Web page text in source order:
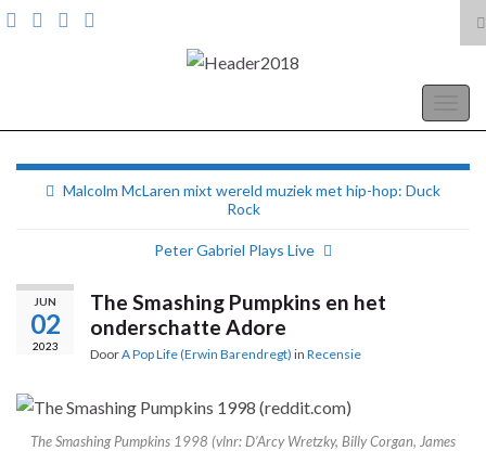
Search for:
Malcolm McLaren mixt wereld muziek met hip-hop: Duck
Rock
Peter Gabriel Plays Live
JUN
02
2023
The Smashing Pumpkins en het
onderschatte Adore
DoorA Pop Life (Erwin Barendregt) in Recensie
The Smashing Pumpkins 1998 (vlnr: D’Arcy Wretzky, Billy Corgan, James